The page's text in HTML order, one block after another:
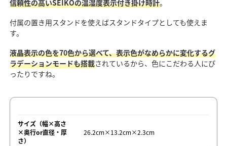
信頼性の高いSEIKOの温湿度表示付き掛け時計。
付属の置き用スタンドを使えばスタンドタイプとしても使えま
す。
液晶表示の色を70色から選べて、表示色がなめらかに変化するグ
ラデーションモードも搭載されているから、色にこだわる人にぴ
ったりですね。
サイズ（幅×高さ
×奥行or直径・厚
さ）
26.2cm×13.2cm×2.3cm